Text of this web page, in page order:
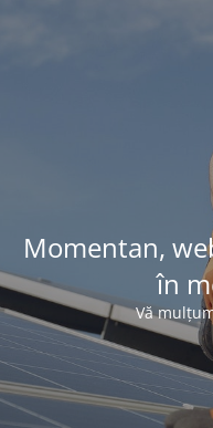
Momentan,
în
Vă